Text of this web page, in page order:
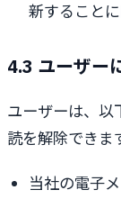
新すること
4.3 ユーザー
ユーザーは、以
読を解除できま
当社の電子